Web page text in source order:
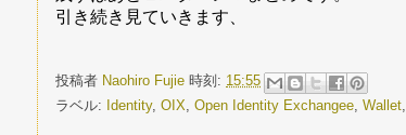
引き続き見ていきます、
投稿者 Naohiro Fujie 時刻: 15:55
ラベル: Identity,OIX,Open Identity Exchangee,Wallet,